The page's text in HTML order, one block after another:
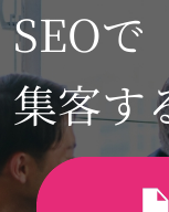
SEOで
集客す